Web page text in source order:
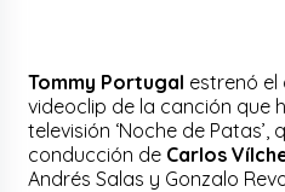
Tommy Portugal estrenó el
videoclip de la canción que
televisión ‘Noche de
conducción de Carlos
Andrés Salas y Gonzalo